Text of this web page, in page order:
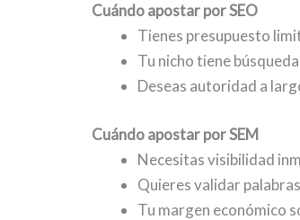
Cuándo apostar por SEO
Tienes presupuesto
Tu nicho tiene
Deseas autoridad a
Cuándo apostar por SEM
Necesitas visibilidad
Quieres validar
Tu margen económico